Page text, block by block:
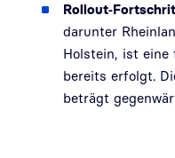
darunter
Holstein, ist eine
bereits erfolgt.
beträgt